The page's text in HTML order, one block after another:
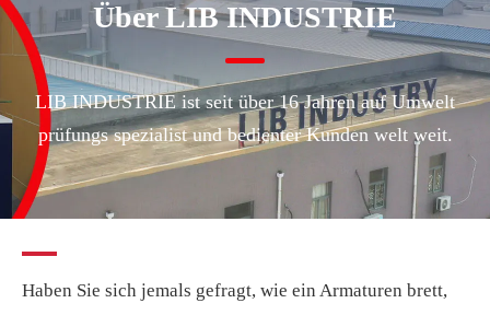
Über LIB INDUSTRIE
LIB INDUSTRIE ist seit über 16 Jahren auf Umwelt
prüfungs spezialist und bedienter Kunden welt weit.
Haben Sie sich jemals gefragt, wie ein Armaturen brett,